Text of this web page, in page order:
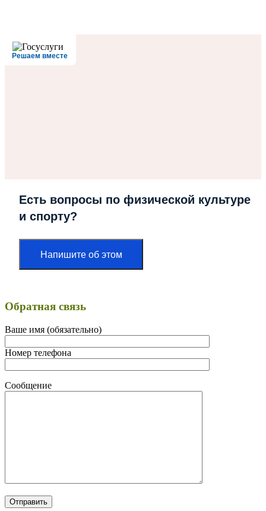
Решаем вместе
Есть вопросы по физической культуре
и спорту?
Напишите об этом
Обратная связь
Ваше имя (обязательно)
Номер телефона
Сообщение